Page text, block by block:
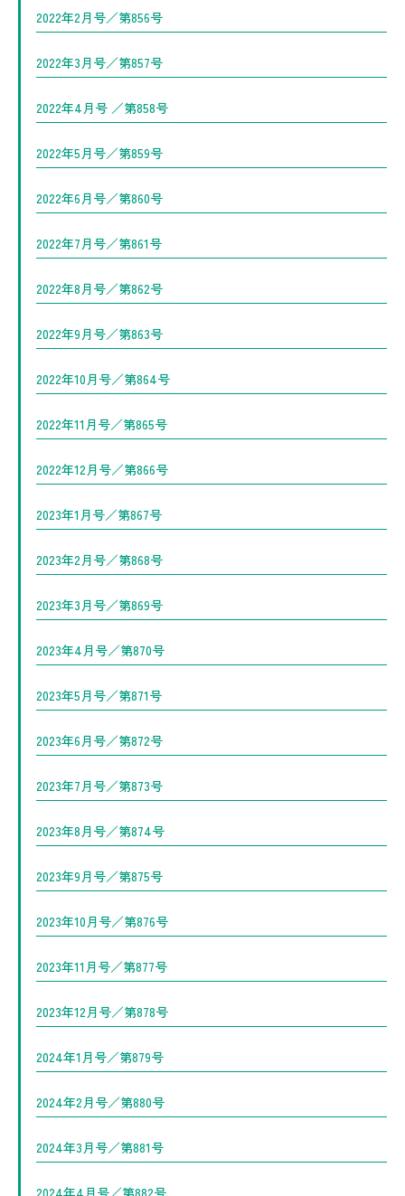
2022年2月号／第856号
2022年3月号／第857号
2022年4月号 ／第858号
2022年5月号／第859号
2022年6月号／第860号
2022年7月号／第861号
2022年8月号／第862号
2022年9月号／第863号
2022年10月号／第864号
2022年11月号／第865号
2022年12月号／第866号
2023年1月号／第867号
2023年2月号／第868号
2023年3月号／第869号
2023年4月号／第870号
2023年5月号／第871号
2023年6月号／第872号
2023年7月号／第873号
2023年8月号／第874号
2023年9月号／第875号
2023年10月号／第876号
2023年11月号／第877号
2023年12月号／第878号
2024年1月号／第879号
2024年2月号／第880号
2024年3月号／第881号
2024年4月号／第882号